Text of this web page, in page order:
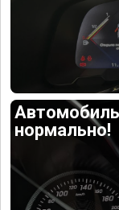
Автомобиль
нормально!